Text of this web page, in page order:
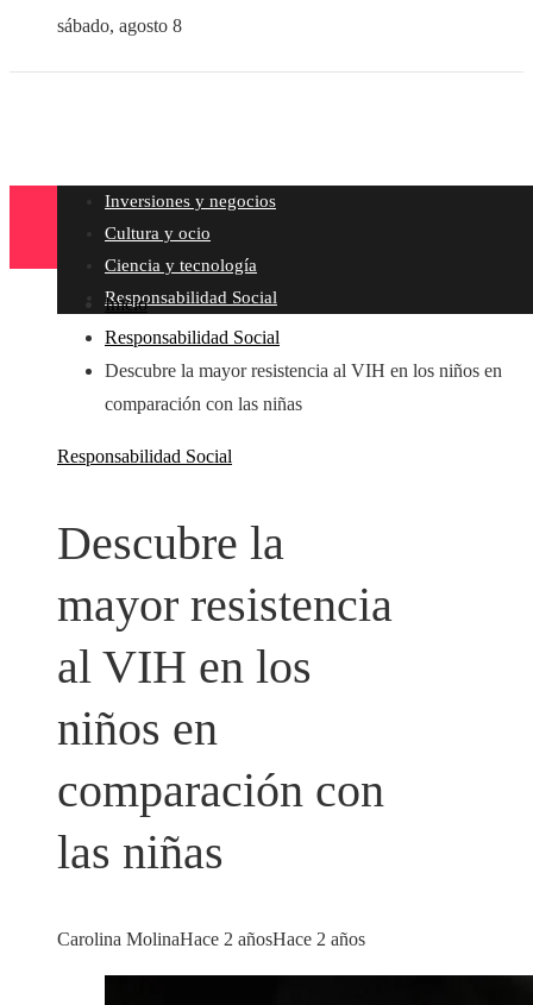
sábado, agosto 8
Inversiones y negocios
Cultura y ocio
Ciencia y tecnología
Responsabilidad Social
Inicio
Responsabilidad Social
Descubre la mayor resistencia al VIH en los niños en
comparación con las niñas
Responsabilidad Social
Descubre la
mayor resistencia
al VIH en los
niños en
comparación con
las niñas
Carolina MolinaHace 2 añosHace 2 años